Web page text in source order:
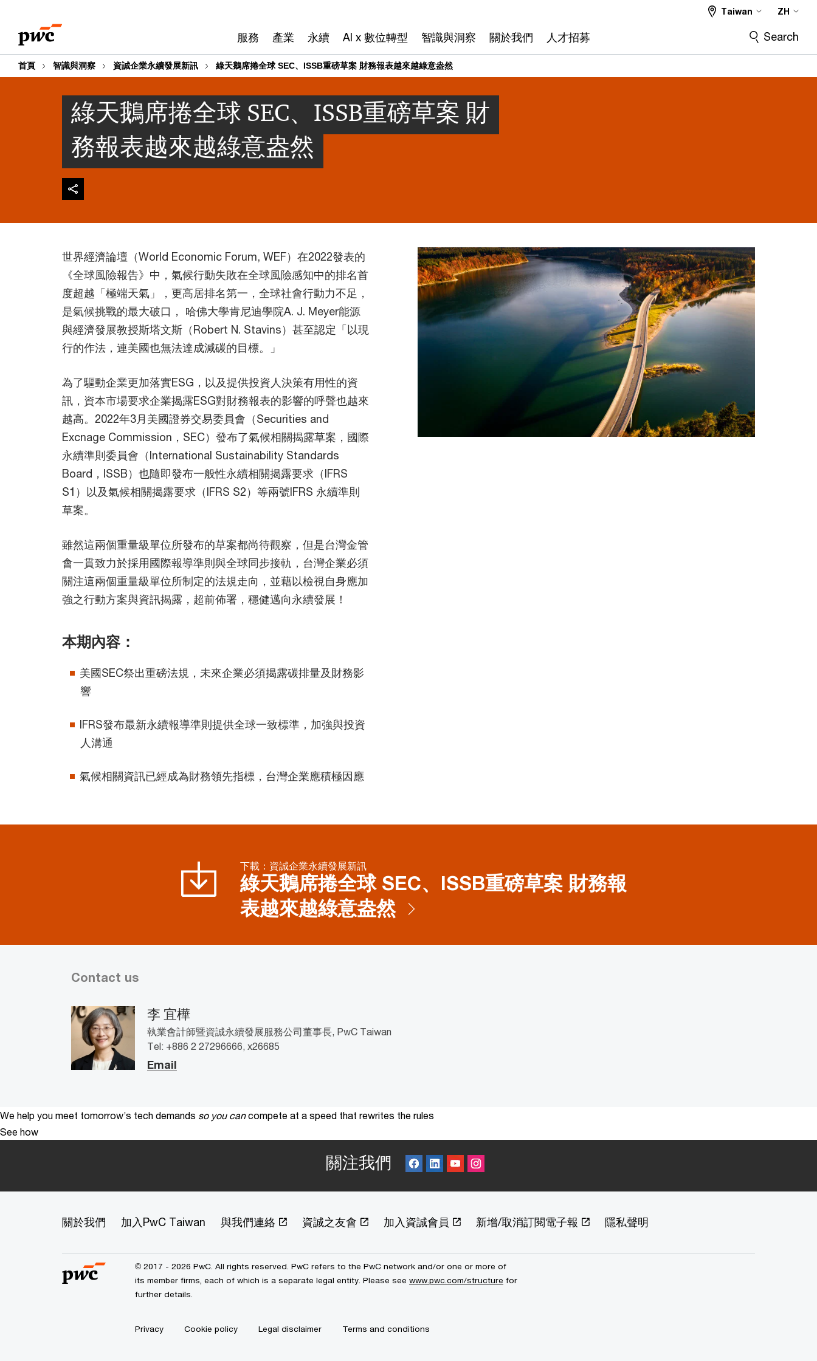
content
footer
服務 產業 永續 AI x 數位轉型 智識與洞察 關於我們 人才招募
Taiwan ZH
Search
首頁 智識與洞察 資誠企業永續發展新訊 綠天鵝席捲全球 SEC、ISSB重磅草案 財務報表越來越綠意盎然
綠天鵝席捲全球 SEC、ISSB重磅草案 財
務報表越來越綠意盎然
世界經濟論壇（World Economic Forum, WEF）在2022發表的
《全球風險報告》中，氣候行動失敗在全球風險感知中的排名首
度超越「極端天氣」，更高居排名第一，全球社會行動力不足，
是氣候挑戰的最大破口， 哈佛大學肯尼迪學院A. J. Meyer能源
與經濟發展教授斯塔文斯（Robert N. Stavins）甚至認定「以現
行的作法，連美國也無法達成減碳的目標。」
為了驅動企業更加落實ESG，以及提供投資人決策有用性的資
訊，資本市場要求企業揭露ESG對財務報表的影響的呼聲也越來
越高。2022年3月美國證券交易委員會（Securities and
Excnage Commission，SEC）發布了氣候相關揭露草案，國際
永續準則委員會（International Sustainability Standards
Board，ISSB）也隨即發布一般性永續相關揭露要求（IFRS
S1）以及氣候相關揭露要求（IFRS S2）等兩號IFRS 永續準則
草案。
雖然這兩個重量級單位所發布的草案都尚待觀察，但是台灣金管
會一貫致力於採用國際報導準則與全球同步接軌，台灣企業必須
關注這兩個重量級單位所制定的法規走向，並藉以檢視自身應加
強之行動方案與資訊揭露，超前佈署，穩健邁向永續發展！
本期內容：
美國SEC祭出重磅法規，未來企業必須揭露碳排量及財務影
響
IFRS發布最新永續報導準則提供全球一致標準，加強與投資
人溝通
氣候相關資訊已經成為財務領先指標，台灣企業應積極因應
下載：資誠企業永續發展新訊
綠天鵝席捲全球 SEC、ISSB重磅草案 財務報
表越來越綠意盎然
Contact us
李 宜樺
執業會計師暨資誠永續發展服務公司董事長, PwC Taiwan
Tel: +886 2 27296666, x26685
Email
We help you meet tomorrow’s tech demands so you can compete at a speed that rewrites the rules
See how
關注我們
關於我們 加入PwC Taiwan 與我們連絡 資誠之友會 加入資誠會員 新增/取消訂閱電子報 隱私聲明
© 2017 - 2026 PwC. All rights reserved. PwC refers to the PwC network and/or one or more of
its member firms, each of which is a separate legal entity. Please see www.pwc.com/structure for
further details.
Privacy Cookie policy Legal disclaimer Terms and conditions